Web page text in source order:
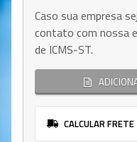
Caso sua empresa
contato com nossa
de ICMS-ST.
CALCULAR FRETE